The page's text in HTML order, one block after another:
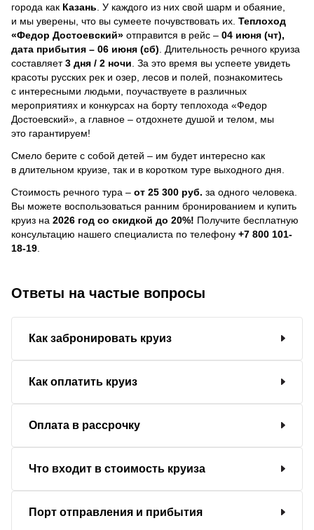
города как Казань . У каждого из них свой шарм и обаяние,
и мы уверены, что вы сумеете почувствовать их. Теплоход
«Федор Достоевский» отправится в рейс – 04 июня (чт),
дата прибытия – 06 июня (сб) . Длительность речного круиза
составляет3 дня / 2 ночи За это время вы успеете увидеть
красоты русских рек и озер, лесов и полей, познакомитесь
с интересными людьми, поучаствуете в различных
мероприятиях и конкурсах на борту теплохода «Федор
Достоевский», а главное – отдохнете душой и телом, мы
это гарантируем!
Смело берите с собой детей – им будет интересно как
в длительном круизе, так и в коротком туре выходного дня.
Стоимость речного тура – от 25 300 руб. за одного человека.
Вы можете воспользоваться ранним бронированием и купить
круиз на 2026 год со скидкой до 20%! Получите бесплатную
консультацию нашего специалиста по телефону +7 800 101-
18-19
Ответы на частые вопросы
Как забронировать круиз
Как оплатить круиз
Оплата в рассрочку
Что входит в стоимость круиза
Порт отправления и прибытия